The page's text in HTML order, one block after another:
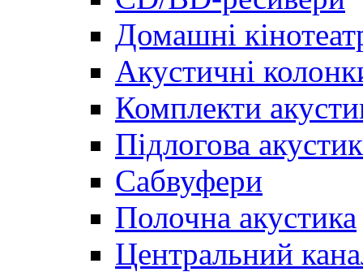
Домашні
Акустичні
Комплекти
Підлогова
Сабвуфери
Полочна акустика
Центральний